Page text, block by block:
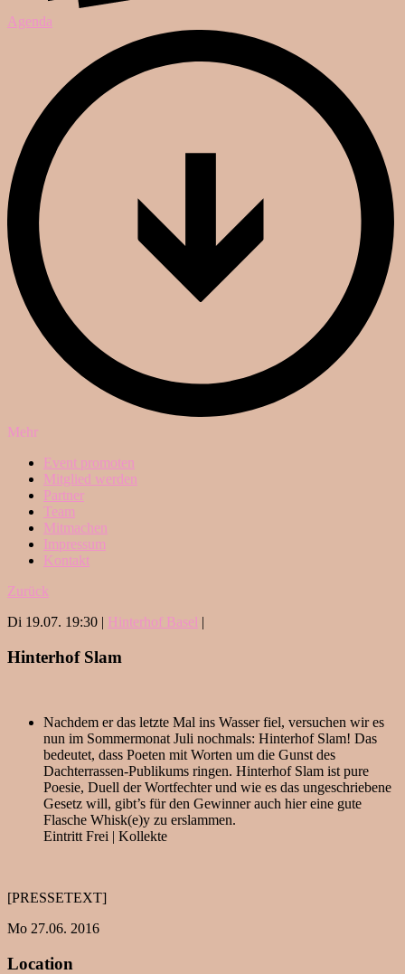
Agenda
Mehr
Event promoten
Mitglied werden
Partner
Team
Mitmachen
Impressum
Kontakt
Zurück
Di 19.07. 19:30 | Hinterhof Basel |
Hinterhof Slam
Nachdem er das letzte Mal ins Wasser fiel, versuchen wir es
nun im Sommermonat Juli nochmals: Hinterhof Slam! Das
bedeutet, dass Poeten mit Worten um die Gunst des
Dachterrassen-Publikums ringen. Hinterhof Slam ist pure
Poesie, Duell der Wortfechter und wie es das ungeschriebene
Gesetz will, gibt’s für den Gewinner auch hier eine gute
Flasche Whisk(e)y zu erslammen.
Eintritt Frei | Kollekte
[PRESSETEXT]
Mo 27.06. 2016
Location